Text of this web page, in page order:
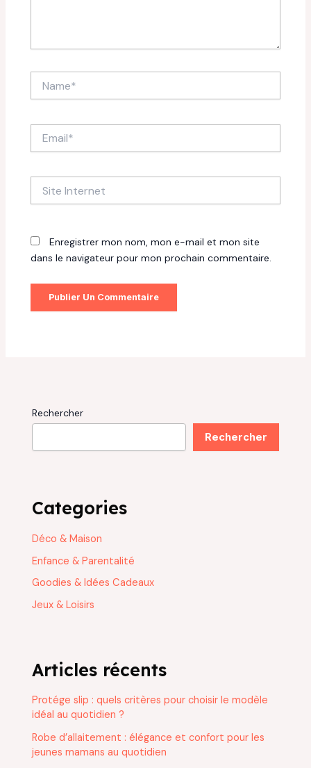
Internet
Enregistrer mon nom, mon e-mail et mon site
dans le navigateur pour mon prochain commentaire.
Rechercher
Rechercher
Categories
Déco & Maison
Enfance & Parentalité
Goodies & Idées Cadeaux
Jeux & Loisirs
Articles récents
Protége slip : quels critères pour choisir le modèle
idéal au quotidien ?
Robe d’allaitement : élégance et confort pour les
jeunes mamans au quotidien